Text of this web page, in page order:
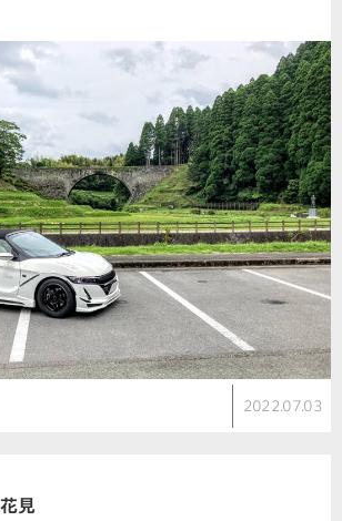
2022.07.03
見